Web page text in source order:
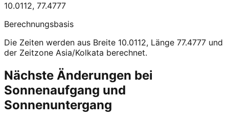
10.0112, 77.4777
Berechnungsbasis
Die Zeiten werden aus Breite 10.0112, Länge 77.4777 und
der Zeitzone Asia/Kolkata berechnet.
Nächste Änderungen bei
Sonnenaufgang und
Sonnenuntergang